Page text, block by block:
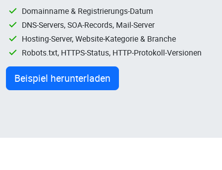
Domainname & Registrierungs-Datum
DNS-Servers, SOA-Records, Mail-Server
Hosting-Server, Website-Kategorie & Branche
Robots.txt, HTTPS-Status, HTTP-Protokoll-Versionen
Beispiel herunterladen